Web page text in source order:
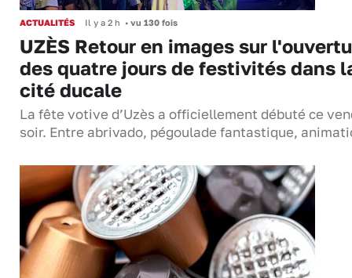
ACTUALITÉS Il y a 2 h • vu 130 fois
UZÈS Retour en images sur
des quatre jours de festivités dans
cité ducale
La fête votive d’Uzès a officiellement débuté ce
soir. Entre abrivado, pégoulade fantastique,